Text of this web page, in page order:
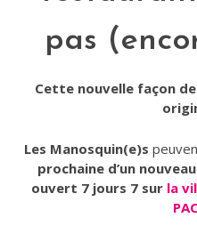
pas
Cette nouvelle façon
Les Manosquin(e)s
prochaine d’un
ouvert 7 jours 7 sur la